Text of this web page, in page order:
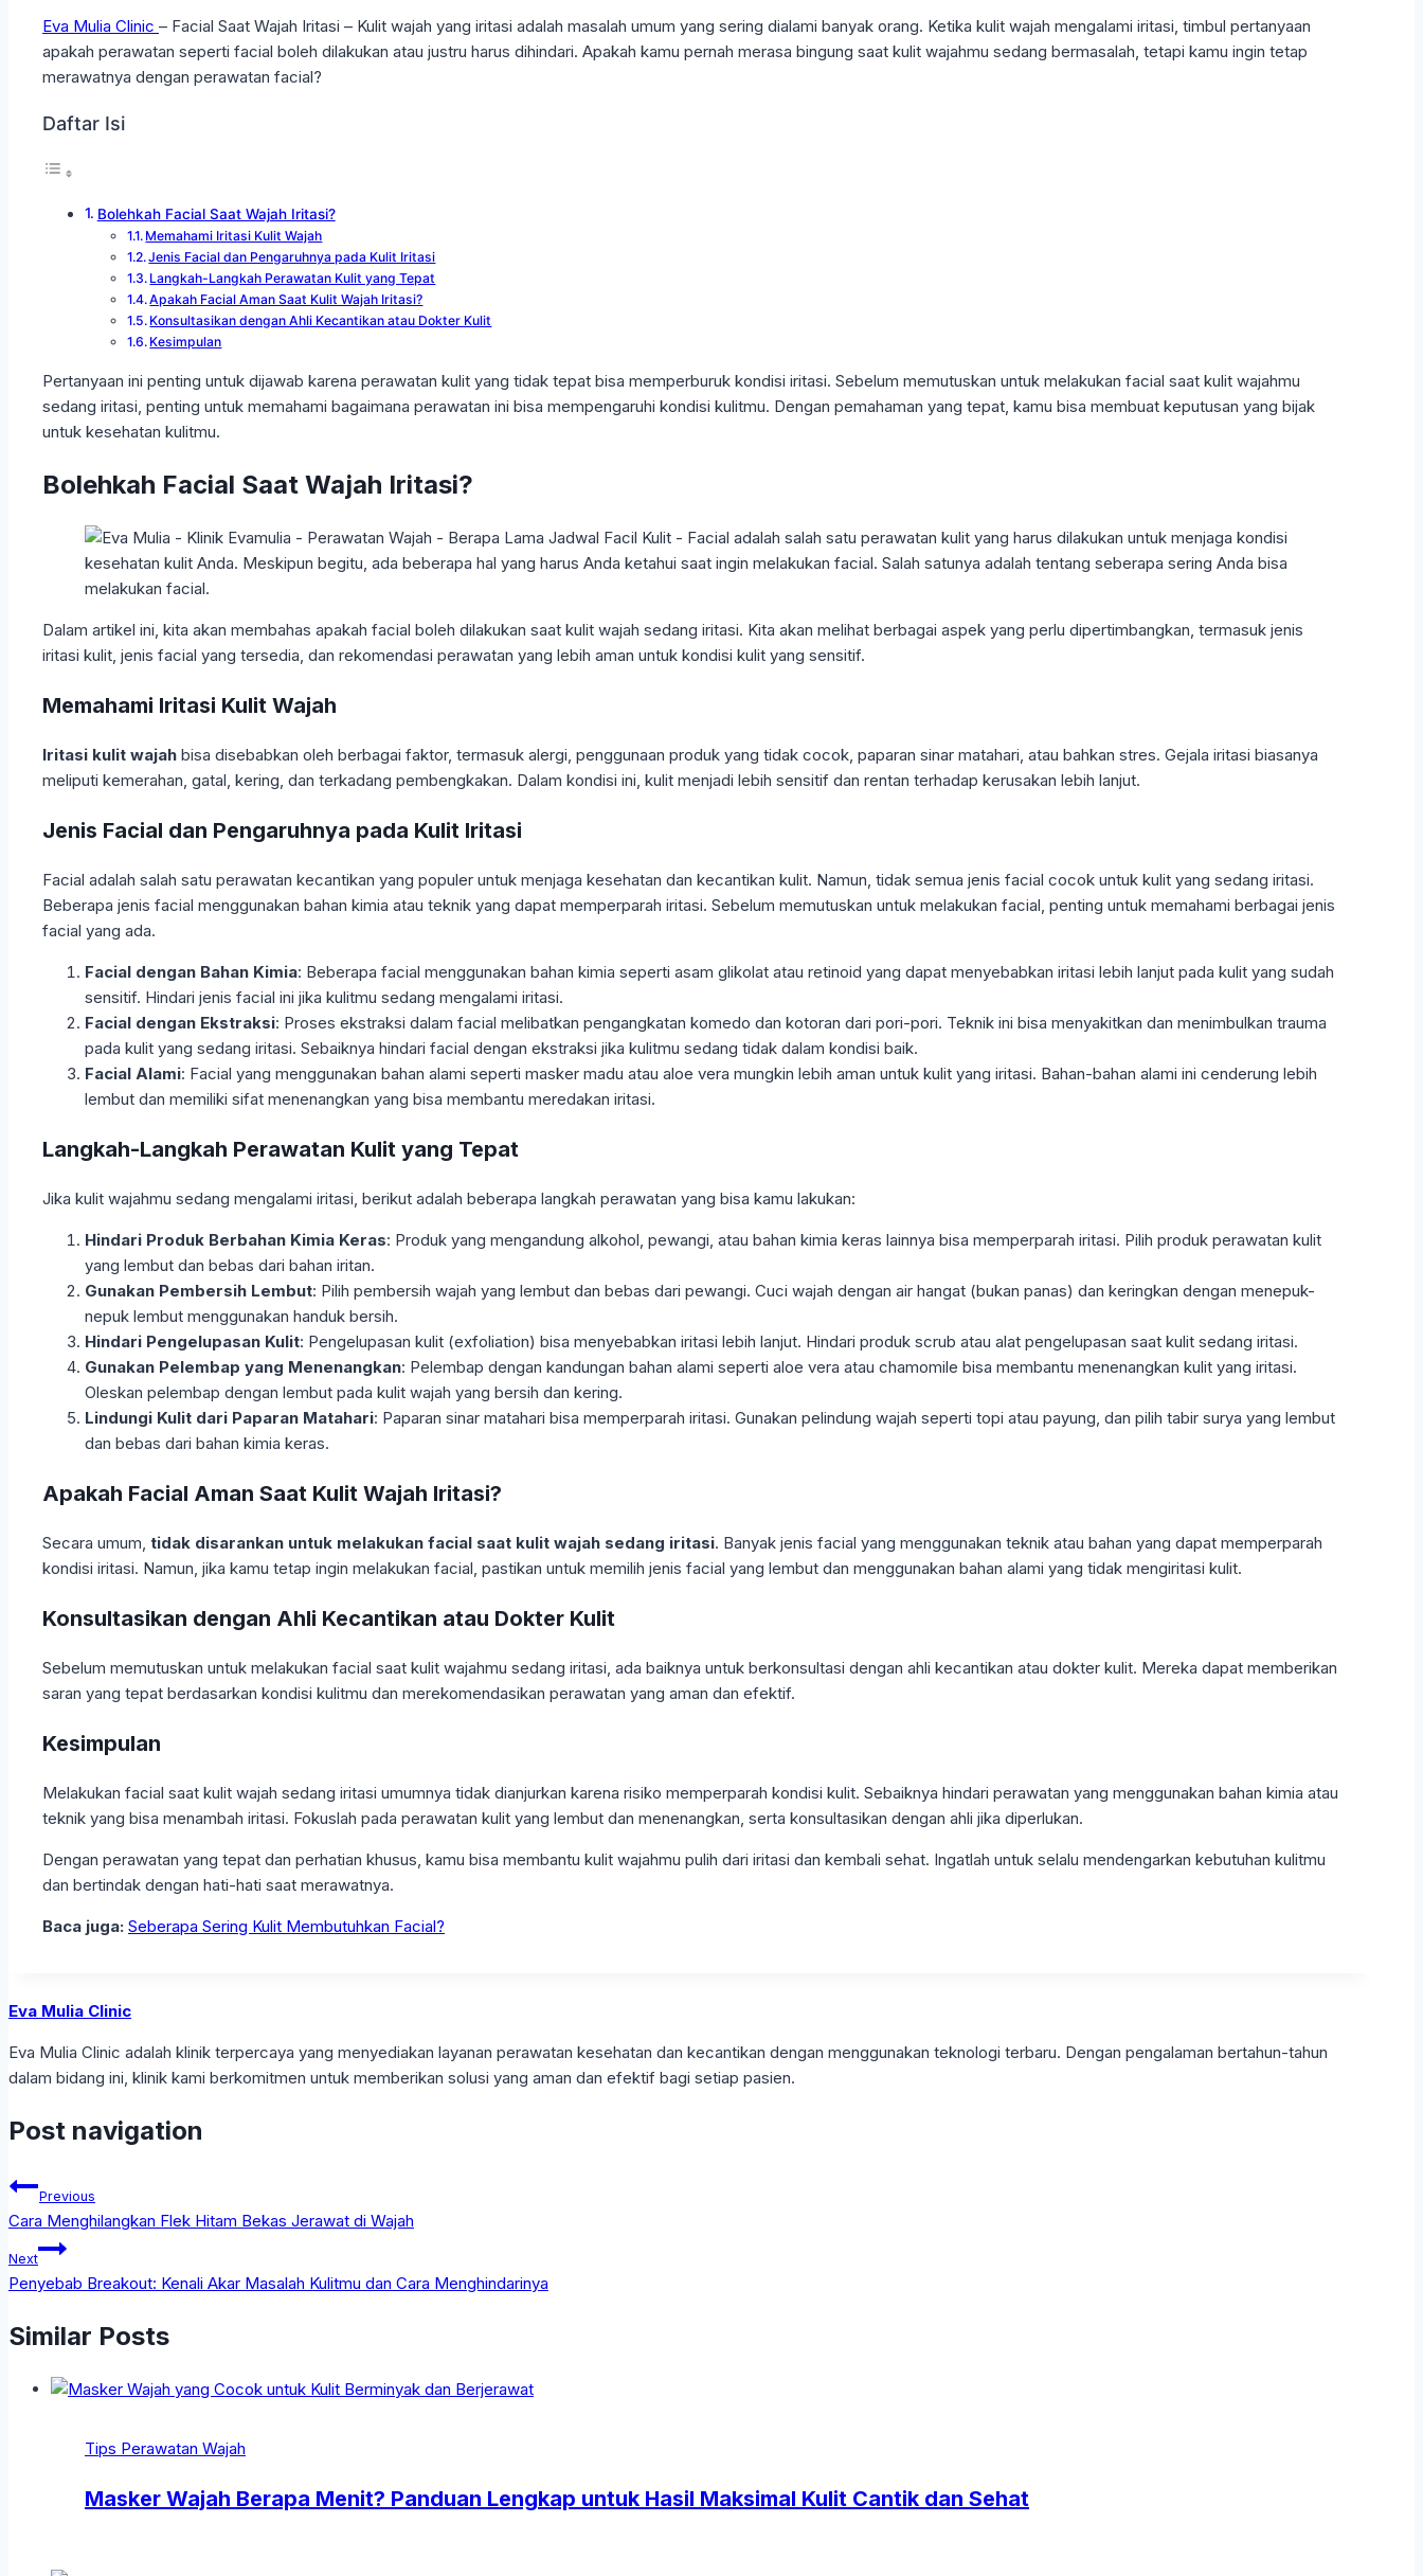
Eva Mulia Clinic – Facial Saat Wajah Iritasi – Kulit wajah yang iritasi adalah masalah umum yang sering dialami banyak orang. Ketika kulit wajah mengalami iritasi, timbul pertanyaan
apakah perawatan seperti facial boleh dilakukan atau justru harus dihindari. Apakah kamu pernah merasa bingung saat kulit wajahmu sedang bermasalah, tetapi kamu ingin tetap
merawatnya dengan perawatan facial?
Daftar Isi
Bolehkah Facial Saat Wajah Iritasi?
Memahami Iritasi Kulit Wajah
Jenis Facial dan Pengaruhnya pada Kulit Iritasi
Langkah-Langkah Perawatan Kulit yang Tepat
Apakah Facial Aman Saat Kulit Wajah Iritasi?
Konsultasikan dengan Ahli Kecantikan atau Dokter Kulit
Kesimpulan
Pertanyaan ini penting untuk dijawab karena perawatan kulit yang tidak tepat bisa memperburuk kondisi iritasi. Sebelum memutuskan untuk melakukan facial saat kulit wajahmu
sedang iritasi, penting untuk memahami bagaimana perawatan ini bisa mempengaruhi kondisi kulitmu. Dengan pemahaman yang tepat, kamu bisa membuat keputusan yang bijak
untuk kesehatan kulitmu.
Bolehkah Facial Saat Wajah Iritasi?
Dalam artikel ini, kita akan membahas apakah facial boleh dilakukan saat kulit wajah sedang iritasi. Kita akan melihat berbagai aspek yang perlu dipertimbangkan, termasuk jenis
iritasi kulit, jenis facial yang tersedia, dan rekomendasi perawatan yang lebih aman untuk kondisi kulit yang sensitif.
Memahami Iritasi Kulit Wajah
Iritasi kulit wajah bisa disebabkan oleh berbagai faktor, termasuk alergi, penggunaan produk yang tidak cocok, paparan sinar matahari, atau bahkan stres. Gejala iritasi biasanya
meliputi kemerahan, gatal, kering, dan terkadang pembengkakan. Dalam kondisi ini, kulit menjadi lebih sensitif dan rentan terhadap kerusakan lebih lanjut.
Jenis Facial dan Pengaruhnya pada Kulit Iritasi
Facial adalah salah satu perawatan kecantikan yang populer untuk menjaga kesehatan dan kecantikan kulit. Namun, tidak semua jenis facial cocok untuk kulit yang sedang iritasi.
Beberapa jenis facial menggunakan bahan kimia atau teknik yang dapat memperparah iritasi. Sebelum memutuskan untuk melakukan facial, penting untuk memahami berbagai jenis
facial yang ada.
Facial dengan Bahan Kimia: Beberapa facial menggunakan bahan kimia seperti asam glikolat atau retinoid yang dapat menyebabkan iritasi lebih lanjut pada kulit yang sudah
sensitif. Hindari jenis facial ini jika kulitmu sedang mengalami iritasi.
Facial dengan Ekstraksi: Proses ekstraksi dalam facial melibatkan pengangkatan komedo dan kotoran dari pori-pori. Teknik ini bisa menyakitkan dan menimbulkan trauma
pada kulit yang sedang iritasi. Sebaiknya hindari facial dengan ekstraksi jika kulitmu sedang tidak dalam kondisi baik.
Facial Alami: Facial yang menggunakan bahan alami seperti masker madu atau aloe vera mungkin lebih aman untuk kulit yang iritasi. Bahan-bahan alami ini cenderung lebih
lembut dan memiliki sifat menenangkan yang bisa membantu meredakan iritasi.
Langkah-Langkah Perawatan Kulit yang Tepat
Jika kulit wajahmu sedang mengalami iritasi, berikut adalah beberapa langkah perawatan yang bisa kamu lakukan:
Hindari Produk Berbahan Kimia Keras: Produk yang mengandung alkohol, pewangi, atau bahan kimia keras lainnya bisa memperparah iritasi. Pilih produk perawatan kulit
yang lembut dan bebas dari bahan iritan.
Gunakan Pembersih Lembut: Pilih pembersih wajah yang lembut dan bebas dari pewangi. Cuci wajah dengan air hangat (bukan panas) dan keringkan dengan menepuk-
nepuk lembut menggunakan handuk bersih.
Hindari Pengelupasan Kulit: Pengelupasan kulit (exfoliation) bisa menyebabkan iritasi lebih lanjut. Hindari produk scrub atau alat pengelupasan saat kulit sedang iritasi.
Gunakan Pelembap yang Menenangkan: Pelembap dengan kandungan bahan alami seperti aloe vera atau chamomile bisa membantu menenangkan kulit yang iritasi.
Oleskan pelembap dengan lembut pada kulit wajah yang bersih dan kering.
Lindungi Kulit dari Paparan Matahari: Paparan sinar matahari bisa memperparah iritasi. Gunakan pelindung wajah seperti topi atau payung, dan pilih tabir surya yang lembut
dan bebas dari bahan kimia keras.
Apakah Facial Aman Saat Kulit Wajah Iritasi?
Secara umum, tidak disarankan untuk melakukan facial saat kulit wajah sedang iritasi. Banyak jenis facial yang menggunakan teknik atau bahan yang dapat memperparah
kondisi iritasi. Namun, jika kamu tetap ingin melakukan facial, pastikan untuk memilih jenis facial yang lembut dan menggunakan bahan alami yang tidak mengiritasi kulit.
Konsultasikan dengan Ahli Kecantikan atau Dokter Kulit
Sebelum memutuskan untuk melakukan facial saat kulit wajahmu sedang iritasi, ada baiknya untuk berkonsultasi dengan ahli kecantikan atau dokter kulit. Mereka dapat memberikan
saran yang tepat berdasarkan kondisi kulitmu dan merekomendasikan perawatan yang aman dan efektif.
Kesimpulan
Melakukan facial saat kulit wajah sedang iritasi umumnya tidak dianjurkan karena risiko memperparah kondisi kulit. Sebaiknya hindari perawatan yang menggunakan bahan kimia atau
teknik yang bisa menambah iritasi. Fokuslah pada perawatan kulit yang lembut dan menenangkan, serta konsultasikan dengan ahli jika diperlukan.
Dengan perawatan yang tepat dan perhatian khusus, kamu bisa membantu kulit wajahmu pulih dari iritasi dan kembali sehat. Ingatlah untuk selalu mendengarkan kebutuhan kulitmu
dan bertindak dengan hati-hati saat merawatnya.
Baca juga: Seberapa Sering Kulit Membutuhkan Facial?
Eva Mulia Clinic
Eva Mulia Clinic adalah klinik terpercaya yang menyediakan layanan perawatan kesehatan dan kecantikan dengan menggunakan teknologi terbaru. Dengan pengalaman bertahun-tahun
dalam bidang ini, klinik kami berkomitmen untuk memberikan solusi yang aman dan efektif bagi setiap pasien.
Post navigation
Previous
Cara Menghilangkan Flek Hitam Bekas Jerawat di Wajah
Next
Penyebab Breakout: Kenali Akar Masalah Kulitmu dan Cara Menghindarinya
Similar Posts
Tips Perawatan Wajah
Masker Wajah Berapa Menit? Panduan Lengkap untuk Hasil Maksimal Kulit Cantik dan Sehat